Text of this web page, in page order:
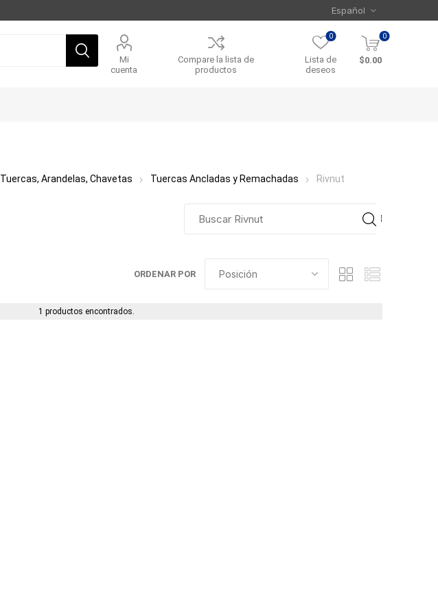
Mi
cuenta
Compare la lista de
productos
Lista de
deseos
0 0
$0.00
Tuercas, Arandelas, Chavetas Tuercas Ancladas y Remachadas Rivnut
ORDENAR POR
1 productos encontrados.